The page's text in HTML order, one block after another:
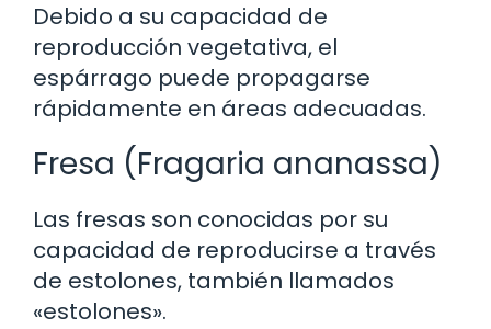
Debido a su capacidad de
reproducción vegetativa, el
espárrago puede propagarse
rápidamente en áreas adecuadas.
Fresa (Fragaria ananassa)
Las fresas son conocidas por su
capacidad de reproducirse a través
de estolones, también llamados
«estolones».